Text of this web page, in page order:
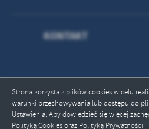
Strona korzysta z plików cookies w celu
warunki przechowywania lub dostępu do
Ustawienia. Aby dowiedzieć się więcej
Polityką Cookies oraz Polityką Prywatności.
KONTAKT
Odwiedzin: